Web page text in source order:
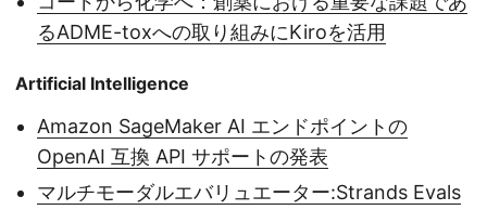
るADME-toxへの取り組みにKiroを活用
Artificial Intelligence
Amazon SageMaker AI エンドポイントの
OpenAI 互換 API サポートの発表
マルチモーダルエバリュエーター:Strands Evals